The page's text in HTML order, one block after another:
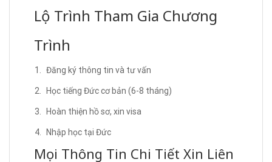
Lộ Trình Tham Gia Chương
Trình
Đăng ký thông tin và tư vấn
Học tiếng Đức cơ bản (6-8 tháng)
Hoàn thiện hồ sơ, xin visa
Nhập học tại Đức
Mọi Thông Tin Chi Tiết Xin Liên